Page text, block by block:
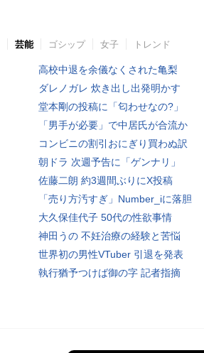
芸能 ゴシップ 女子 トレンド
高校中退を余儀なくされた亀梨
ダレノガレ 炊き出し出発明かす
堂本剛の投稿に「匂わせなの?」
「男手が必要」で中居氏が合流か
コンビニの割引おにぎり買わぬ訳
朝ドラ 次週予告に「ゲンナリ」
佐藤二朗 約3週間ぶりにX投稿
「売り方汚すぎ」Number_iに落胆
大久保佳代子 50代の性欲事情
神田うの 不妊治療の経験と苦悩
世界初の男性VTuber 引退を発表
執行猶予つけば御の字 記者指摘